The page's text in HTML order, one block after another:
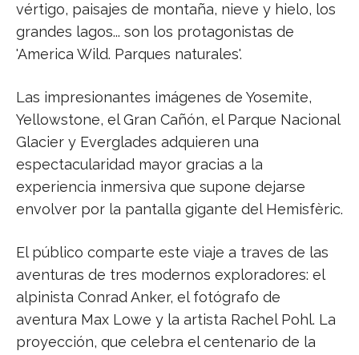
vértigo, paisajes de montaña, nieve y hielo, los
grandes lagos... son los protagonistas de
'America Wild. Parques naturales'.
Las impresionantes imágenes de Yosemite,
Yellowstone, el Gran Cañón, el Parque Nacional
Glacier y Everglades adquieren una
espectacularidad mayor gracias a la
experiencia inmersiva que supone dejarse
envolver por la pantalla gigante del Hemisfèric.
El público comparte este viaje a traves de las
aventuras de tres modernos exploradores: el
alpinista Conrad Anker, el fotógrafo de
aventura Max Lowe y la artista Rachel Pohl. La
proyección, que celebra el centenario de la